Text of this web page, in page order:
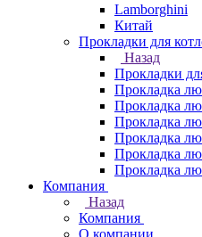
Lamborghini
Китай
Прокладки для
Назад
Прокладки
Прокладка
Прокладка
Прокладка
Прокладка
Прокладка
Прокладка
Компания
Назад
Компания
О компании